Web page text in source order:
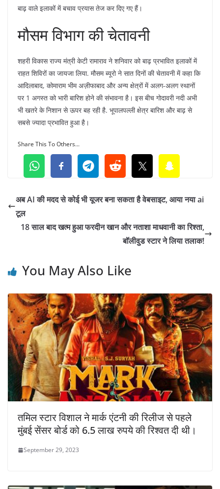
बाढ़ वाले इलाकों में बचाव प्रयास तेज कर दिए गए हैं।
मौसम विभाग की चेतावनी
शहरी विकास राज्य मंत्री केटी रामाराव ने शनिवार को बाढ़ प्रभावित इलाकों में
राहत शिविरों का जायजा लिया. मौसम ब्यूरो ने सात दिनों की चेतावनी में कहा कि
आदिलाबाद, कोमाराम भीम अज़ीफाबाद और अन्य क्षेत्रों में अलग-अलग स्थानों
पर 1 अगस्त को भारी बारिश होने की संभावना है। इस बीच गोदावरी नदी अभी
भी खतरे के निशान से ऊपर बह रही है. भूपालपल्ली क्षेत्र बारिश और बाढ़ से
सबसे ज्यादा प्रभावित हुआ है।
Share This To Others...
अब AI की मदद से कोई भी यूजर बना सकता है वेबसाइट, आया नया ai
टूल
18 साल बाद खत्म हुआ फरदीन खान और नताशा माधवानी का रिश्ता,
बॉलीवुड स्टार ने लिया तलाक!
You May Also Like
तमिल स्टार विशाल ने मार्क एंटनी की रिलीज से पहले
मुंबई सेंसर बोर्ड को 6.5 लाख रुपये की रिश्वत दी थी।
September 29, 2023